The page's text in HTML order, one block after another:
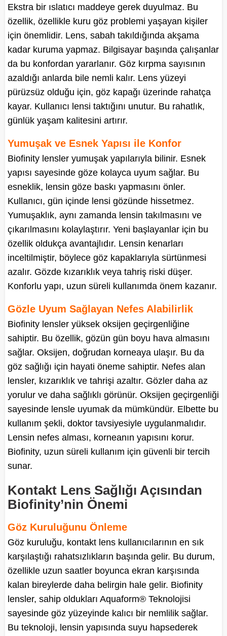
Ekstra bir ıslatıcı maddeye gerek duyulmaz. Bu
özellik, özellikle kuru göz problemi yaşayan kişiler
için önemlidir. Lens, sabah takıldığında akşama
kadar kuruma yapmaz. Bilgisayar başında çalışanlar
da bu konfordan yararlanır. Göz kırpma sayısının
azaldığı anlarda bile nemli kalır. Lens yüzeyi
pürüzsüz olduğu için, göz kapağı üzerinde rahatça
kayar. Kullanıcı lensi taktığını unutur. Bu rahatlık,
günlük yaşam kalitesini artırır.
Yumuşak ve Esnek Yapısı ile Konfor
Biofinity lensler yumuşak yapılarıyla bilinir. Esnek
yapısı sayesinde göze kolayca uyum sağlar. Bu
esneklik, lensin göze baskı yapmasını önler.
Kullanıcı, gün içinde lensi gözünde hissetmez.
Yumuşaklık, aynı zamanda lensin takılmasını ve
çıkarılmasını kolaylaştırır. Yeni başlayanlar için bu
özellik oldukça avantajlıdır. Lensin kenarları
inceltilmiştir, böylece göz kapaklarıyla sürtünmesi
azalır. Gözde kızarıklık veya tahriş riski düşer.
Konforlu yapı, uzun süreli kullanımda önem kazanır.
Gözle Uyum Sağlayan Nefes Alabilirlik
Biofinity lensler yüksek oksijen geçirgenliğine
sahiptir. Bu özellik, gözün gün boyu hava almasını
sağlar. Oksijen, doğrudan korneaya ulaşır. Bu da
göz sağlığı için hayati öneme sahiptir. Nefes alan
lensler, kızarıklık ve tahrişi azaltır. Gözler daha az
yorulur ve daha sağlıklı görünür. Oksijen geçirgenliği
sayesinde lensle uyumak da mümkündür. Elbette bu
kullanım şekli, doktor tavsiyesiyle uygulanmalıdır.
Lensin nefes alması, korneanın yapısını korur.
Biofinity, uzun süreli kullanım için güvenli bir tercih
sunar.
Kontakt Lens Sağlığı Açısından
Biofinity’nin Önemi
Göz Kuruluğunu Önleme
Göz kuruluğu, kontakt lens kullanıcılarının en sık
karşılaştığı rahatsızlıkların başında gelir. Bu durum,
özellikle uzun saatler boyunca ekran karşısında
kalan bireylerde daha belirgin hale gelir. Biofinity
lensler, sahip oldukları Aquaform® Teknolojisi
sayesinde göz yüzeyinde kalıcı bir nemlilik sağlar.
Bu teknoloji, lensin yapısında suyu hapsederek